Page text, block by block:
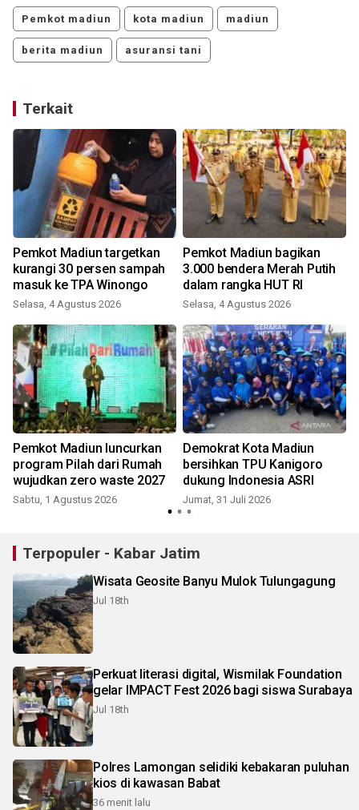
Pemkot madiun kota madiun madiun
berita madiun asuransi tani
Terkait
Pemkot Madiun targetkan
kurangi 30 persen sampah
masuk ke TPA Winongo
Selasa, 4 Agustus 2026
Pemkot Madiun bagikan
3.000 bendera Merah Putih
dalam rangka HUT RI
Selasa, 4 Agustus 2026
Pemkot Madiun luncurkan
program Pilah dari Rumah
wujudkan zero waste 2027
Sabtu, 1 Agustus 2026
Demokrat Kota Madiun
bersihkan TPU Kanigoro
dukung Indonesia ASRI
Jumat, 31 Juli 2026
Terpopuler - Kabar Jatim
Wisata Geosite Banyu Mulok Tulungagung
Jul 18th
Perkuat literasi digital, Wismilak Foundation
gelar IMPACT Fest 2026 bagi siswa Surabaya
Jul 18th
Polres Lamongan selidiki kebakaran puluhan
kios di kawasan Babat
36 menit lalu